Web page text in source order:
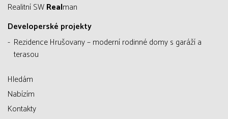
Realitní SWRealman
Developerské projekty
Rezidence Hrušovany – moderní rodinné domy s garáží a
terasou
Hledám
Nabízím
Kontakty